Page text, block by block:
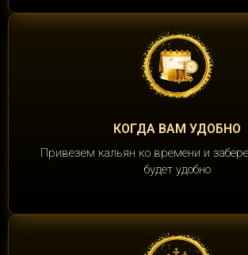
КОГДА ВАМ УДОБНО
Привезем кальян ко времени и
будет удобно